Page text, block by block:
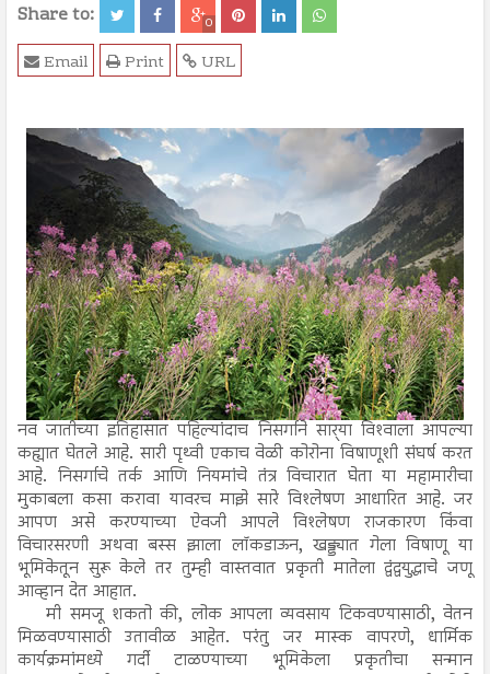
Share to: 0
URL
Print
Email
नव जातीच्या इतिहासात पहिल्यांदाच निसर्गाने सार्‍या विश्‍वाला आपल्या
कह्यात घेतले आहे. सारी पृथ्वी एकाच वेळी कोरोना विषाणूशी संघर्ष करत
आहे. निसर्गाचे तर्क आणि नियमांचे तंत्र विचारात घेता या महामारीचा
मुकाबला कसा करावा यावरच माझे सारे विश्‍लेषण आधारित आहे. जर
आपण असे करण्याच्या ऐवजी आपले विश्‍लेषण राजकारण किंवा
विचारसरणी अथवा बस्स झाला लॉकडाऊन, खड्ड्यात गेला विषाणू या
भूमिकेतून सुरू केले तर तुम्ही वास्तवात प्रकृती मातेला द्वंद्वयुद्धाचे जणू
आव्हान देत आहात.
मी समजू शकतो की, लोक आपला व्यवसाय टिकवण्यासाठी, वेतन
मिळवण्यासाठी उतावीळ आहेत. परंतु जर मास्क वापरणे, धार्मिक
कार्यक्रमांमध्ये गर्दी टाळण्याच्या भूमिकेला प्रकृतीचा सन्मान